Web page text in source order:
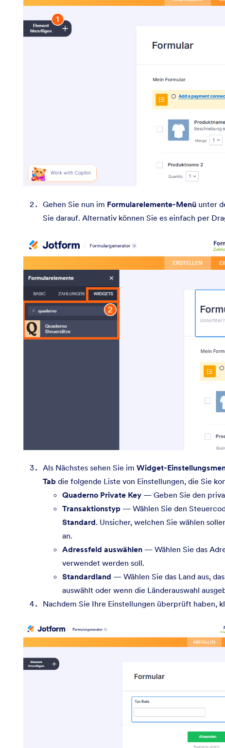
Gehen Sie nun im Formularelemente-Menü unter
Sie darauf. Alternativ können Sie es einfach per
Als Nächstes sehen Sie im Widget-
Tab die folgende Liste von Einstellungen, die Sie
Quaderno Private Key — Geben Sie den
Transaktionstyp — Wählen Sie den
Standard. Unsicher, welchen Sie wählen
an.
Adressfeld auswählen — Wählen Sie das
verwendet werden soll.
Standardland — Wählen Sie das Land aus,
auswählt oder wenn die Länderauswahl
Nachdem Sie Ihre Einstellungen überprüft haben,